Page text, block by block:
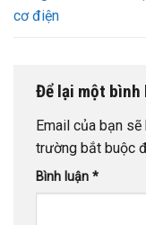
cơ điện
Để lại một bình
Email của bạn
trường bắt buộc
Bình luận *